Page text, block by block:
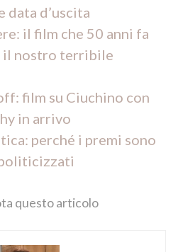
data d’uscita
il film che 50 anni fa
il nostro terribile
film su Ciuchino con
in arrivo
perché i premi sono
questo articolo